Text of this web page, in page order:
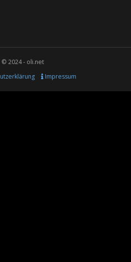
© 2024 - oli.net
Impressum